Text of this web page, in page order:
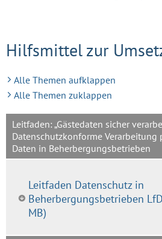
Hilfsmittel zur
Alle Themen aufklappen
Alle Themen zuklappen
Leitfaden: „Gästedaten sicher
Datenschutzkonforme Verarbeitung
Daten in Beherbergungsbetrieben
Leitfaden Datenschutz in
Beherbergungsbetrieben
MB)